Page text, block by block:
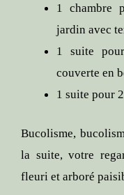
1 chambre
jardin avec
1 suite
couverte en
1 suite pour
Bucolisme,
la suite, votre
fleuri et arboré